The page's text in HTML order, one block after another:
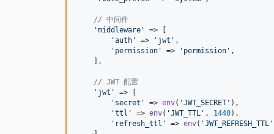
// 中间件
'middleware '
=> [
'auth ' => ' jwt ' ,
' permission ' => ' permission ' ,
    ],
// JWT 配置
' jwt '
=> [
' secret ' => env( 'JWT_SECRET ' ),
'ttl ' => env( 'JWT_TTL ' , 1440),
' refresh_ttl ' => env( 'JWT_REFRESH_TTL '